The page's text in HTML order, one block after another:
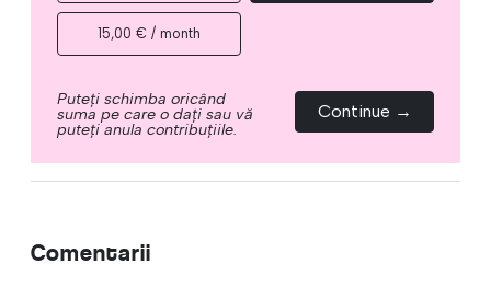
15,00 € / month
Puteți schimba oricând
suma pe care o dați sau vă
puteți anula contribuțiile.
Continue →
Comentarii